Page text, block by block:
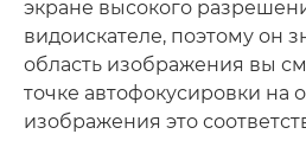
экране высокого
видоискателе, поэтому он
область изображения вы
точке автофокусировки на
изображения это